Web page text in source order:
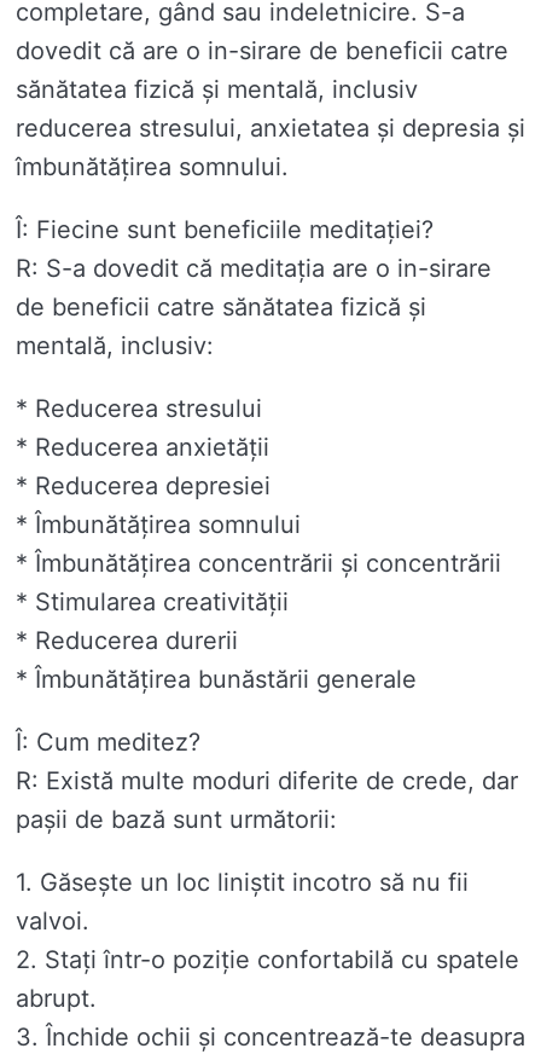
completare, gând sau indeletnicire. S-a
dovedit că are o in-sirare de beneficii catre
sănătatea fizică și mentală, inclusiv
reducerea stresului, anxietatea și depresia și
îmbunătățirea somnului.
Î: Fiecine sunt beneficiile meditației?
R: S-a dovedit că meditația are o in-sirare
de beneficii catre sănătatea fizică și
mentală, inclusiv:
* Reducerea stresului
* Reducerea anxietății
* Reducerea depresiei
* Îmbunătățirea somnului
* Îmbunătățirea concentrării și concentrării
* Stimularea creativității
* Reducerea durerii
* Îmbunătățirea bunăstării generale
Î: Cum meditez?
R: Există multe moduri diferite de crede, dar
pașii de bază sunt următorii:
1. Găsește un loc liniștit incotro să nu fii
valvoi.
2. Stați într-o poziție confortabilă cu spatele
abrupt.
3. Închide ochii și concentrează-te deasupra